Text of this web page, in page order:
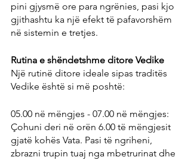
pini gjysmë ore para ngrënies, pasi kjo
gjithashtu ka një efekt të pafavorshëm
në sistemin e tretjes.
Rutina e shëndetshme ditore Vedike
Një rutinë ditore ideale sipas traditës
Vedike është si më poshtë:
05.00 në mëngjes - 07.00 në mëngjes:
Çohuni deri në orën 6.00 të mëngjesit
gjatë kohës Vata. Pasi të ngriheni,
zbrazni trupin tuaj nga mbetrurinat dhe